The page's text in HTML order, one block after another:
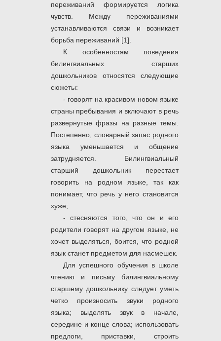
переживаний формируется логика
чувств. Между переживаниями
устанавливаются связи и возникает
борьба переживаний [1].
К особенностям поведения
билингвиальных старших
дошкольников относятся следующие
сюжеты:
- говорят на красивом новом языке
страны пребывания и включают в речь
развернутые фразы на разные темы.
Постепенно, словарный запас родного
языка уменьшается и общение
затрудняется. Билингвиальный
старший дошкольник перестает
говорить на родном языке, так как
понимает, что речь у него становится
хуже;
- стесняются того, что он и его
родители говорят на другом языке, не
хочет выделяться, боится, что родной
язык станет предметом для насмешек.
Для успешного обучения в школе
чтению и письму билингвиальному
старшему дошкольнику следует уметь
четко произносить звуки родного
языка; выделять звук в начале,
середине и конце слова; использовать
предлоги, приставки, строить